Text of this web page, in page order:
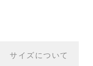
サイズについて